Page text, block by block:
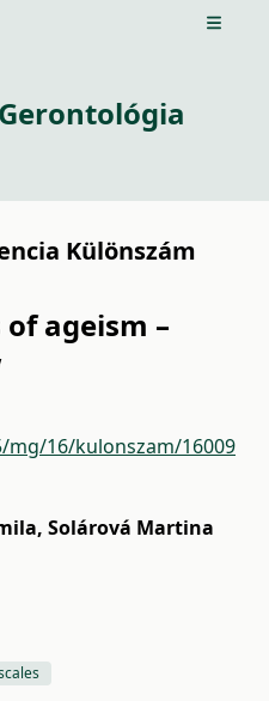
Open
Különszám
ageism –
16/kulonszam/16009
, Solárová Martina